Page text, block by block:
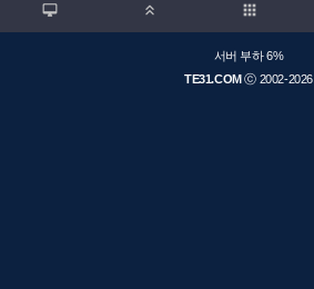
  apps
서버 부하 6%
TE31.COMⓒ 2002-2026